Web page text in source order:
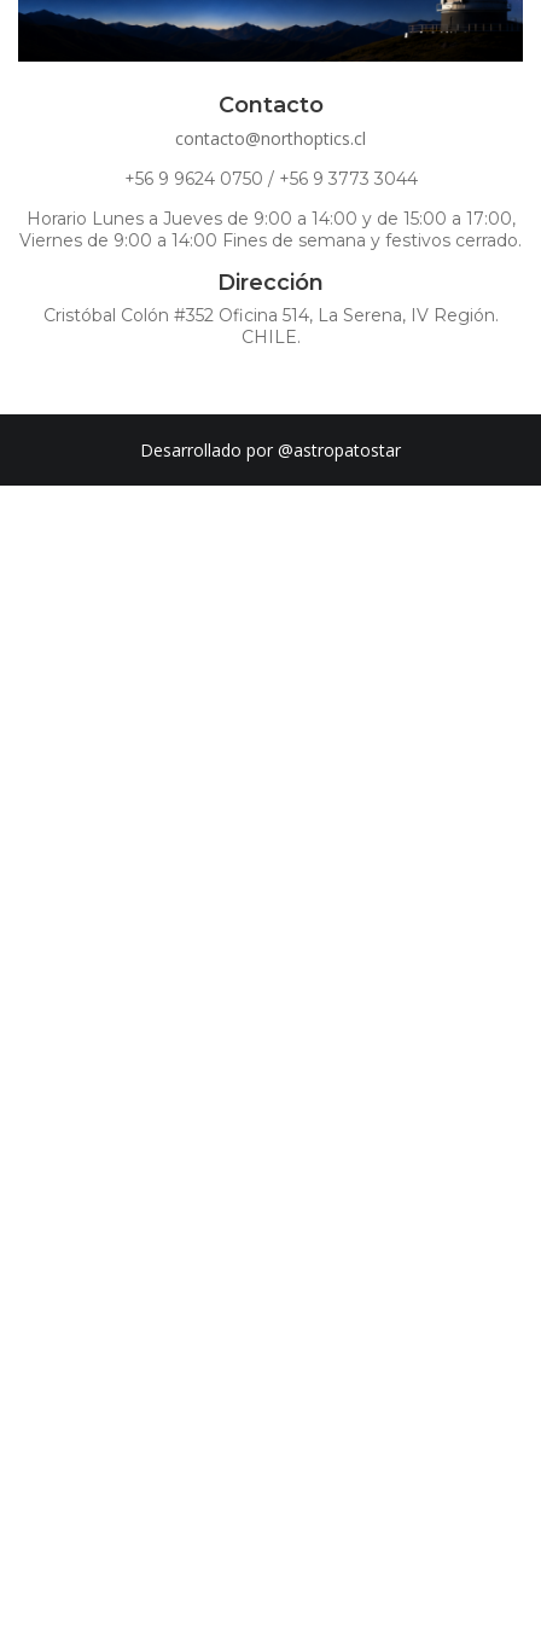
Contacto
contacto@northoptics.cl
+56 9 9624 0750 / +56 9 3773 3044
Horario Lunes a Jueves de 9:00 a 14:00 y de 15:00 a 17:00,
Viernes de 9:00 a 14:00 Fines de semana y festivos cerrado.
Dirección
Cristóbal Colón #352 Oficina 514, La Serena, IV Región.
CHILE.
Desarrollado por @astropatostar